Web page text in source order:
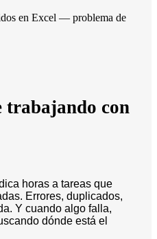
trabajando con
horas a tareas que
Errores, duplicados,
Y cuando algo falla,
dónde está el